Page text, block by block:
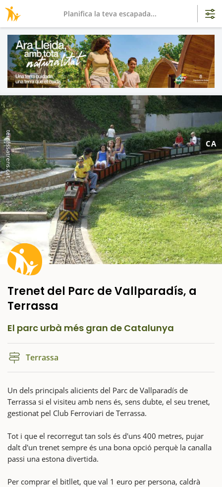
CA
Trenet del Parc de Vallparadís, a
Terrassa
terrassatrens.cat
El parc urbà més gran de Catalunya
Terrassa
Un dels principals alicients del Parc de Vallparadís de
Terrassa si el visiteu amb nens és, sens dubte, el seu trenet,
gestionat pel Club Ferroviari de Terrassa.
Tot i que el recorregut tan sols és d'uns 400 metres, pujar
dalt d'un trenet sempre és una bona opció perquè la canalla
passi una estona divertida.
Per comprar el bitllet, que val 1 euro per persona, caldrà
Planifica la teva escapada...